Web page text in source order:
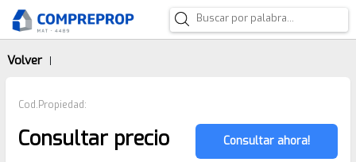
Volver|
Cod.Propiedad:
Consultar precio Consultar ahora!